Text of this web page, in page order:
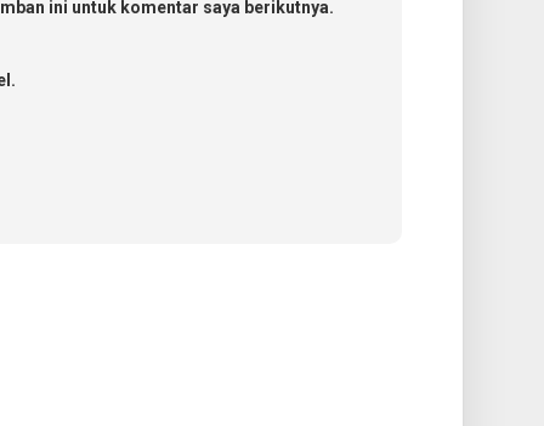
ini untuk komentar saya berikutnya.